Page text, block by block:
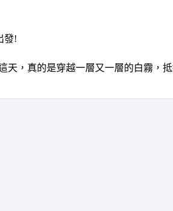
發!
天，真的是穿越一層又一層的白霧，